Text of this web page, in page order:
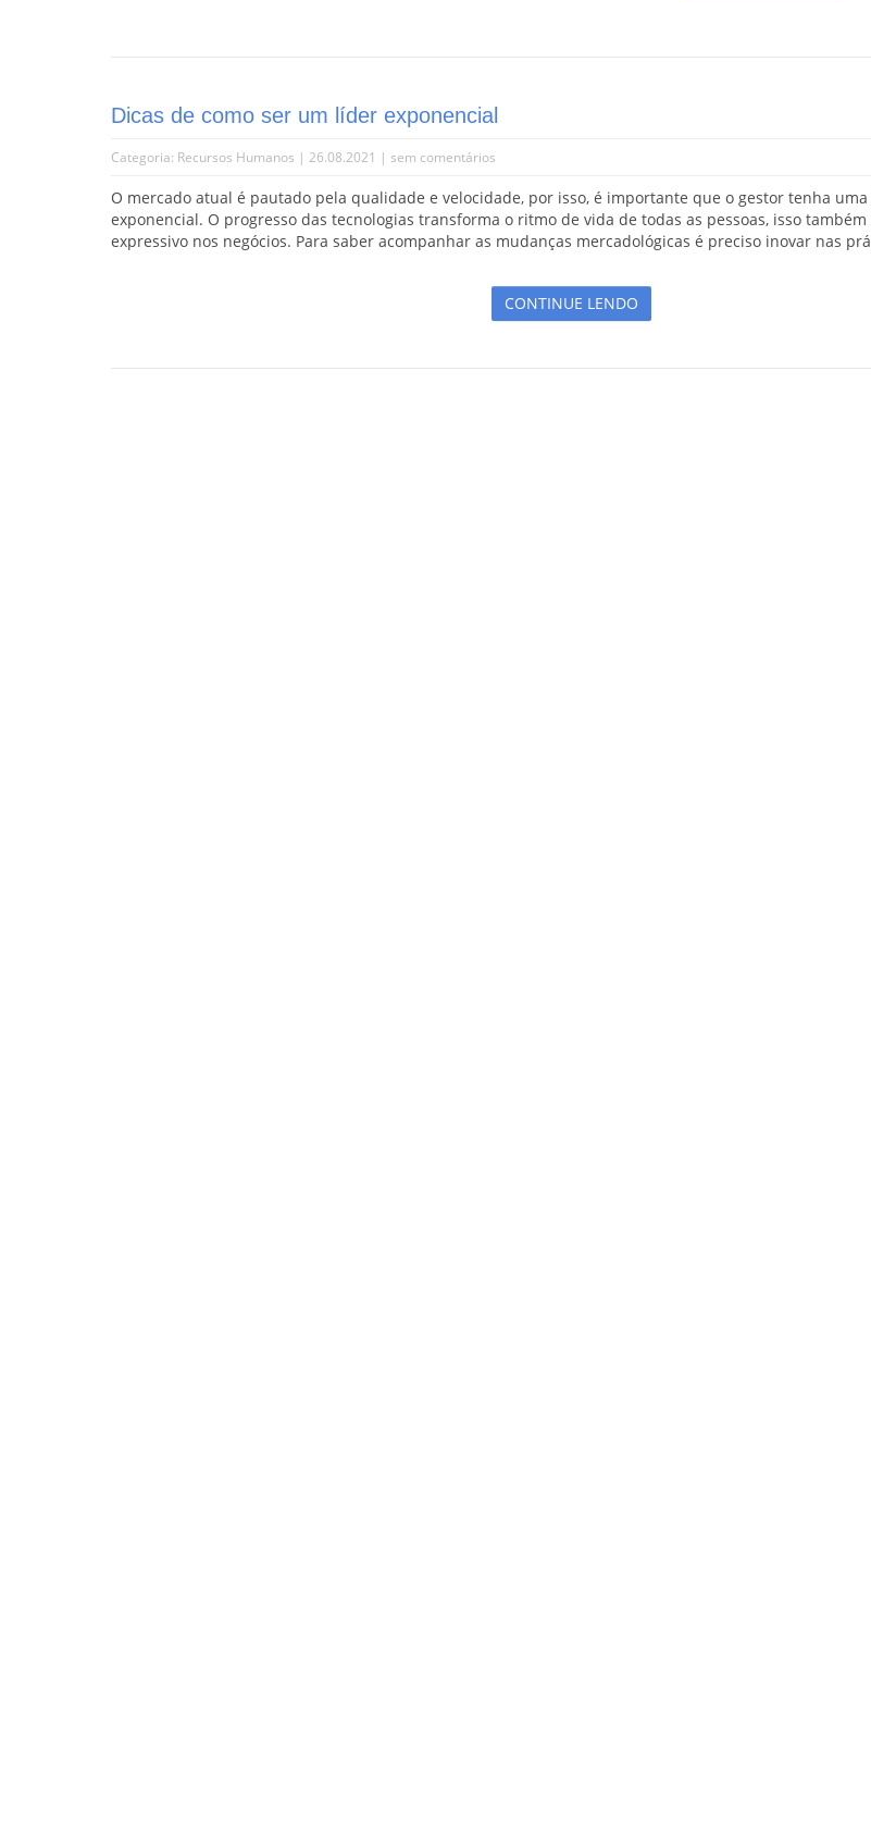
Dicas de como ser um líder exponencial
Categoria: Recursos Humanos | 26.08.2021 | sem comentários
O mercado atual é pautado pela qualidade e velocidade, por isso, é importante que o gestor tenha
exponencial. O progresso das tecnologias transforma o ritmo de vida de todas as pessoas, isso
expressivo nos negócios. Para saber acompanhar as mudanças mercadológicas é preciso inovar nas
CONTINUE LENDO